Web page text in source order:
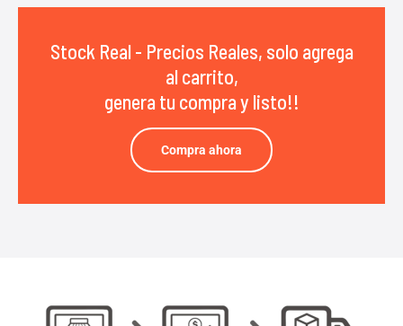
Stock Real - Precios Reales, solo agrega
al carrito,
genera tu compra y listo!!
Compra ahora